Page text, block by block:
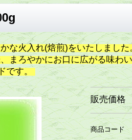
な火入れ(焙煎)をいたしまし
まろやかにお口に広がる味わ
です。
販売価格
商品コード